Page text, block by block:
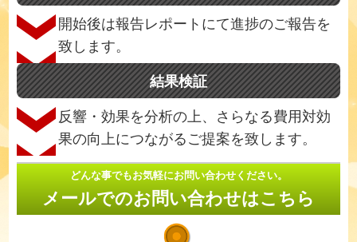
開始後は報告レポートにて進捗のご報告を
致します。
結果検証
反響・効果を分析の上、さらなる費用対効
果の向上につながるご提案を致します。
どんな事でもお気軽にお問い合わせください。
メールでのお問い合わせはこちら